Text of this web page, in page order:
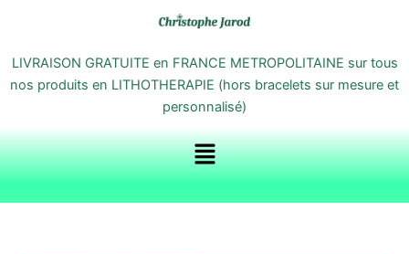
contenu
LIVRAISON GRATUITE en FRANCE METROPOLITAINE sur tous
nos produits en LITHOTHERAPIE (hors bracelets sur mesure et
personnalisé)
Menu